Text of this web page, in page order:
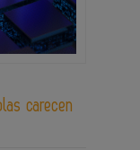
carecen